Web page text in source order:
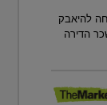
להיאבק
הדירה